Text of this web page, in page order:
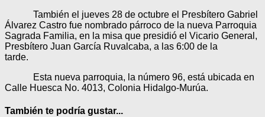
También el jueves 28 de octubre el Presbítero Gabriel
Álvarez Castro fue nombrado párroco de la nueva Parroquia
Sagrada Familia, en la misa que presidió el Vicario General,
Presbítero Juan García Ruvalcaba, a las 6:00 de la
tarde.
Esta nueva parroquia, la número 96, está ubicada en
Calle Huesca No. 4013, Colonia Hidalgo-Murúa.
También te podría gustar...